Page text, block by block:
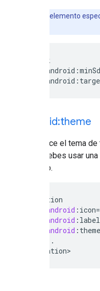
Este elemento
<uses-sdk
android:theme
Establece el tema
tema, debes usar
Lollipop.
application
android : icon=
android : label
android : theme
...
application